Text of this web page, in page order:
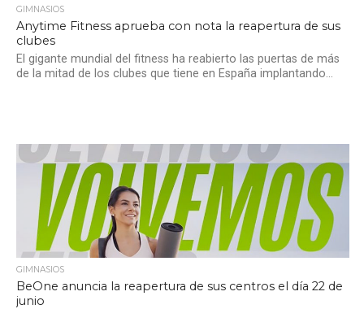
GIMNASIOS
Anytime Fitness aprueba con nota la reapertura de sus
clubes
El gigante mundial del fitness ha reabierto las puertas de más
de la mitad de los clubes que tiene en España implantando...
GIMNASIOS
BeOne anuncia la reapertura de sus centros el día 22 de
junio